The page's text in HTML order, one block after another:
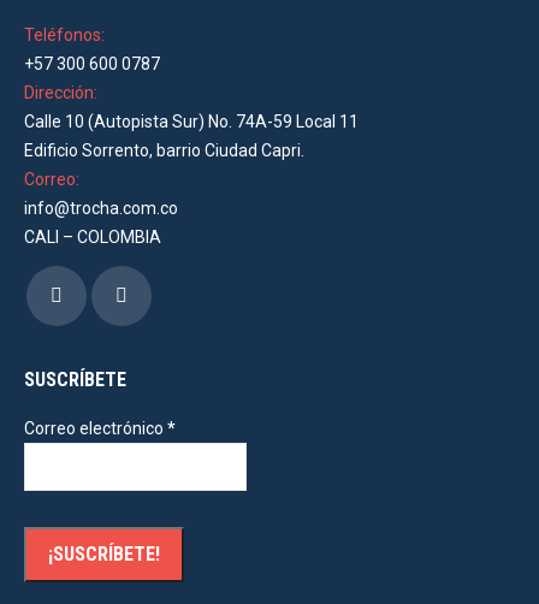
Teléfonos:
+57 300 600 0787
Dirección:
Calle 10 (Autopista Sur) No. 74A-59 Local 11
Edificio Sorrento, barrio Ciudad Capri.
Correo:
info@trocha.com.co
CALI – COLOMBIA
Encuéntranos en:
Facebook
opens
new
Instagram
opens
new
SUSCRÍBETE
Correo electrónico *